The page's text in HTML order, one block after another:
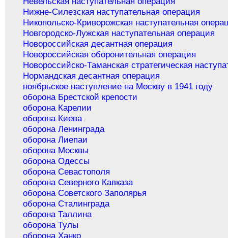
Нижне-Силезская наступательная операция
Никопольско-Криворожская наступательная
Новгородско-Лужская наступательная операция
Новороссийская десантная операция
Новороссийская оборонительная операция
Новороссийско-Таманская стратегическая
Нормандская десантная операция
ноябрьское наступление на Москву в 1941 году
оборона Брестской крепости
оборона Карелии
оборона Киева
оборона Ленинграда
оборона Лиепаи
оборона Москвы
оборона Одессы
оборона Севастополя
оборона Северного Кавказа
оборона Советского Заполярья
оборона Сталинграда
оборона Таллина
оборона Тулы
оборона Ханко